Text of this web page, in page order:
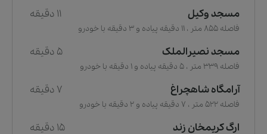
مسجد وکیل 11 دقیقه
فاصله 855 متر ، 11 دقیقه پیاده و 3 دقیقه با خودرو
مسجد نصیرالملک 5 دقیقه
فاصله 339 متر ، 5 دقیقه پیاده و 1 دقیقه با خودرو
آرامگاه شاهچراغ 7 دقیقه
فاصله 522 متر ، 7 دقیقه پیاده و 2 دقیقه با خودرو
ارگ کریمخان زند 15 دقیقه